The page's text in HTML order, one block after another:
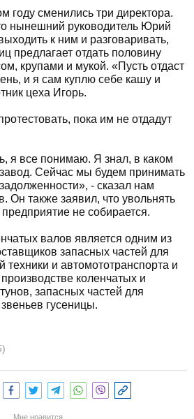
году сменились три директора.
нынешний руководитель Юрий
к ним и разговаривать,
предлагает отдать половину
крупами и мукой. «Пусть отдаст
и я сам куплю себе кашу и
цеха Игорь.
пока им не отдадут
я все понимаю. Я знал, в каком
Сейчас мы будем принимать
- сказал нам
Он также заявил, что увольнять
не собирается.
валов является одним из
запасных частей для
техники и автомототранспорта и
коленчатых и
запасных частей для
гусеницы.
Мне нравится